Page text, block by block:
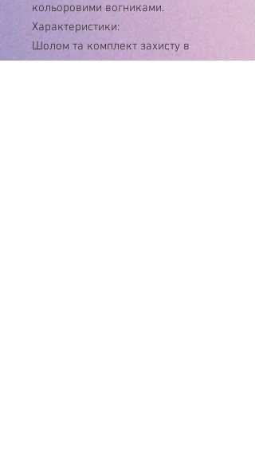
кольоровими вогниками.
Характеристики:
Шолом та комплект захисту в
наборі!